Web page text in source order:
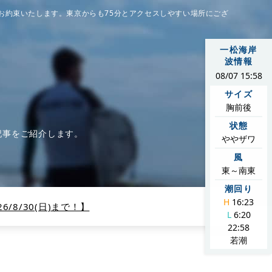
一松海岸
波情報
08/07 15:58
サイズ
胸前後
状態
ややザワ
風
東～南東
潮回り
H 16:23
L6:20
22:58
若潮
束いたします。東京からも75分とアクセスしやすい場所にござ
をご紹介します。
8/30(日)まで！】